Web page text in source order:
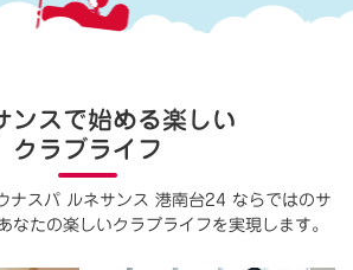
ンスで始める楽しい
クラブライフ
ナスパ ルネサンス 港南台24 ならではのサ
なたの楽しいクラブライフを実現します。